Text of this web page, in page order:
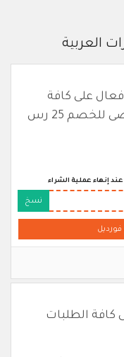
العربية
فعال على كافة
المشتريات (الحد الاقصى للخصم 25 رس
إنهاء عملية الشراء
نسخ
فورديل
كافة الطلبات